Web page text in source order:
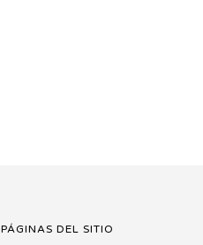
PÁGINAS DEL SITIO